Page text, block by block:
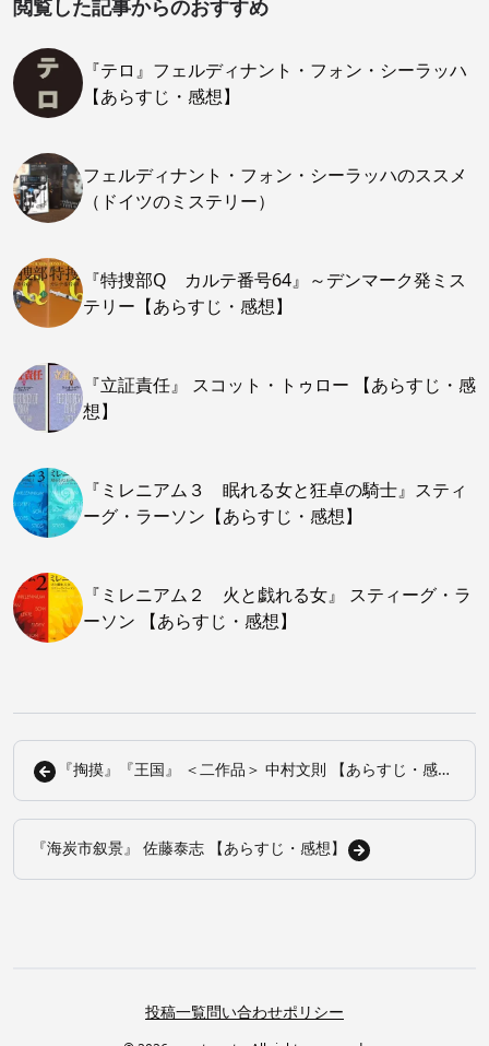
閲覧した記事からのおすすめ
『テロ』フェルディナント・フォン・シーラッハ
【あらすじ・感想】
フェルディナント・フォン・シーラッハのススメ
（ドイツのミステリー）
『特捜部Q カルテ番号64』～デンマーク発ミス
テリー【あらすじ・感想】
『立証責任』 スコット・トゥロー 【あらすじ・感
想】
『ミレニアム３ 眠れる女と狂卓の騎士』スティ
ーグ・ラーソン【あらすじ・感想】
『ミレニアム２ 火と戯れる女』 スティーグ・ラ
ーソン 【あらすじ・感想】
『掏摸』『王国』 ＜二作品＞ 中村文則 【あらすじ・感
『海炭市叙景』 佐藤泰志 【あらすじ・感想】
投稿一覧問い合わせポリシー